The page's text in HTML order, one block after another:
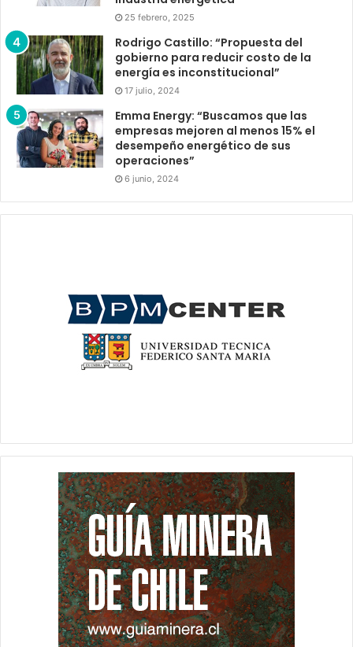
25 febrero, 2025
Rodrigo Castillo: “Propuesta del
gobierno para reducir costo de la
energía es inconstitucional”
17 julio, 2024
Emma Energy: “Buscamos que las
empresas mejoren al menos 15% el
desempeño energético de sus
operaciones”
6 junio, 2024